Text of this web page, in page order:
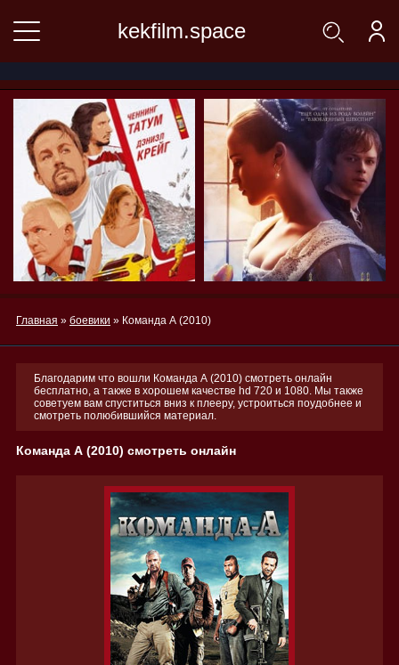
kekfilm.space
Главная » боевики » Команда А (2010)
Благодарим что вошли Команда А (2010) смотреть онлайн
бесплатно, а также в хорошем качестве hd 720 и 1080. Мы также
советуем вам спуститься вниз к плееру, устроиться поудобнее и
смотреть полюбившийся материал.
Команда А (2010) смотреть онлайн